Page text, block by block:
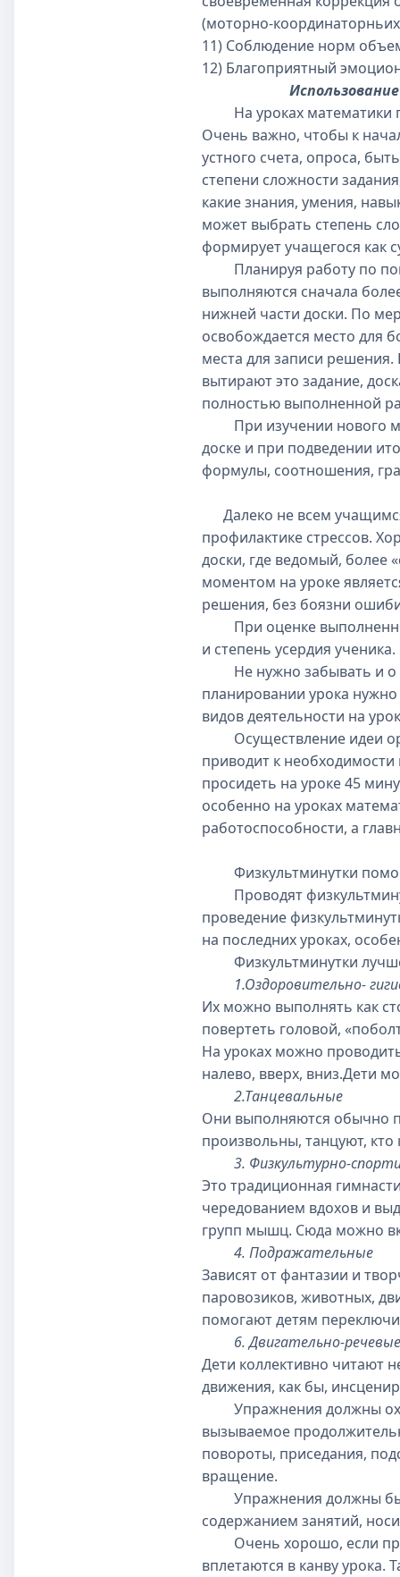
(моторно-
11) Соблюдение норм
12) Благоприятный
На уроках математики
Очень важно, чтобы к
устного счета, опроса,
степени сложности
какие знания, умения,
может выбрать степень
формирует учащегося как
Планируя работу по
выполняются сначала
нижней части доски. По
освобождается место для
места для записи
вытирают это задание,
полностью выполненной
При изучении нового
доске и при подведении
формулы, соотношения,
Далеко не всем
профилактике стрессов.
доски, где ведомый, более
моментом на уроке
решения, без боязни
При оценке
и степень усердия ученика.
Не нужно забывать и о
планировании урока
видов деятельности на
Осуществление идеи
приводит к
просидеть на уроке 45
особенно на уроках
работоспособности, а
Физкультминутки
Проводят
проведение
на последних уроках,
Физкультминутки лучше
1.Оздоровительно-
Их можно выполнять как
повертеть головой,
На уроках можно
налево, вверх, вниз.Дети
2.Танцевальные
Они выполняются обычно
произвольны, танцуют, кто
3. Физкультурно-
Это традиционная
чередованием вдохов и
групп мышц. Сюда можно
4. Подражательные
Зависят от фантазии и
паровозиков, животных,
помогают детям
6. Двигательно-речевые
Дети коллективно читают
движения, как бы,
Упражнения должны
вызываемое
повороты, приседания,
вращение.
Упражнения должны
содержанием занятий,
Очень хорошо, если
вплетаются в канву